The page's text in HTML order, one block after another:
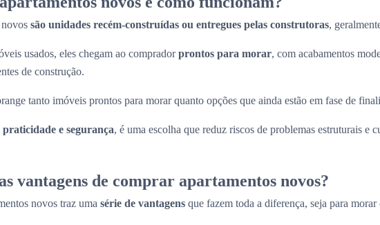
são unidades recém-construídas ou entregues pelas construtoras,
usados, eles chegam ao compradorprontos para morar, com acabamentos
de construção.
tanto imóveis prontos para morar quanto opções que ainda estão em fase de
praticidade e segurança, é uma escolha que reduz riscos de problemas estruturais e
vantagens de comprar apartamentos novos?
novos traz uma série de vantagens que fazem toda a diferença, seja para